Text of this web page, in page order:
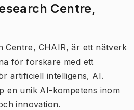
Centre,
Centre, CHAIR, är ett nätverk
för forskare med ett
artificiell intelligens, AI.
en unik AI-kompetens inom
innovation.